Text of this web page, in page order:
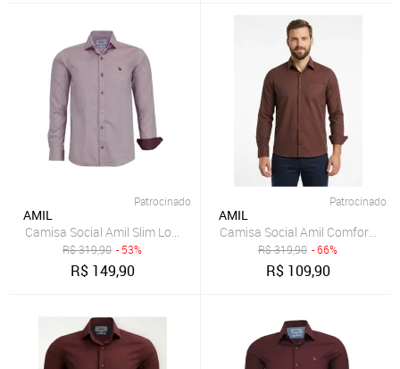
Patrocinado
AMIL
Camisa Social Amil Slim Looney Algodão Fio60 Macia Manga
R$319,90 - 53%
R$ 149,90
Patrocinado
AMIL
Camisa Social Amil Comfort
R$319,90 - 66%
R$ 109,90